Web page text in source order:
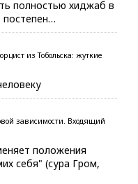
полностью хиджаб в
постепен…
из Тобольска: жуткие
зависимости. Входящий
положения
себя" (сура Гром,